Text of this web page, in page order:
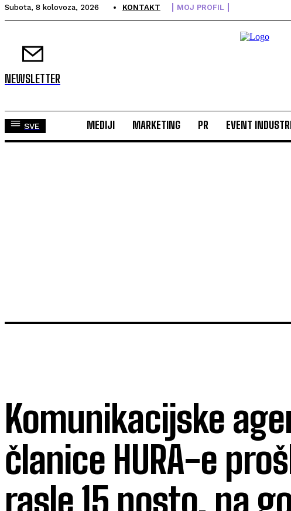
Subota, 8 kolovoza, 2026 KONTAKT MOJ PROFIL
NEWSLETTER
SVE MEDIJI MARKETING PR EVENT
Komunikacijske
članice HURA-e
rasle 15 posto, na